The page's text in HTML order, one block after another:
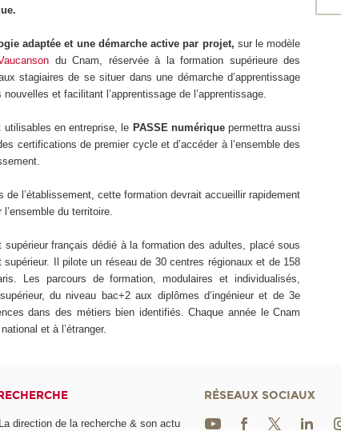
adaptée et une démarche active par projet, sur le modèle
du Cnam, réservée à la formation supérieure des
stagiaires de se situer dans une démarche d’apprentissage
et facilitant l’apprentissage de l’apprentissage.
en entreprise, le PASSE numériquepermettra aussi
certifications de premier cycle et d’accéder à l’ensemble des
l’établissement, cette formation devrait accueillir rapidement
du territoire.
français dédié à la formation des adultes, placé sous
Il pilote un réseau de 30 centres régionaux et de 158
Les parcours de formation, modulaires et individualisés,
du niveau bac+2 aux diplômes d’ingénieur et de 3e
dans des métiers bien identifiés. Chaque année le Cnam
et à l’étranger.
La direction de la recherche & son actu
RÉSEAUX SOCIAUX